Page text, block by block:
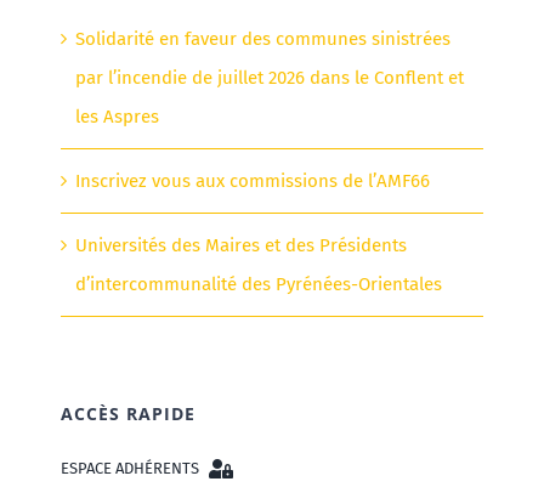
Solidarité en faveur des communes sinistrées
par l’incendie de juillet 2026 dans le Conflent et
les Aspres
Inscrivez vous aux commissions de l’AMF66
Universités des Maires et des Présidents
d’intercommunalité des Pyrénées-Orientales
ACCÈS RAPIDE
ESPACE ADHÉRENTS